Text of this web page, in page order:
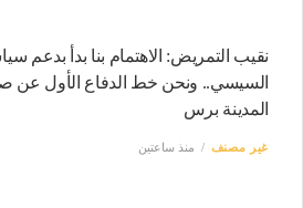
نقيب التمريض: الاهتمام بنا بدأ بدعم
السيسي.. ونحن خط الدفاع الأول عن
المدينة برس
غير مصنف منذ ساعتين